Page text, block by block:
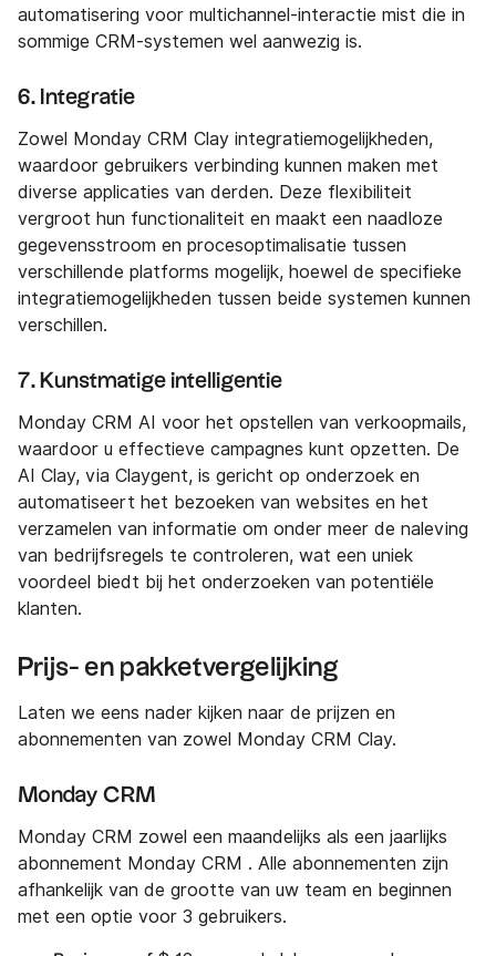
automatisering voor multichannel-interactie mist die in
sommige CRM-systemen wel aanwezig is.
6. Integratie
Zowel Monday CRM Clay integratiemogelijkheden,
waardoor gebruikers verbinding kunnen maken met
diverse applicaties van derden. Deze flexibiliteit
vergroot hun functionaliteit en maakt een naadloze
gegevensstroom en procesoptimalisatie tussen
verschillende platforms mogelijk, hoewel de specifieke
integratiemogelijkheden tussen beide systemen kunnen
verschillen.
7. Kunstmatige intelligentie
Monday CRM AI voor het opstellen van verkoopmails,
waardoor u effectieve campagnes kunt opzetten. De
AI Clay, via Claygent, is gericht op onderzoek en
automatiseert het bezoeken van websites en het
verzamelen van informatie om onder meer de naleving
van bedrijfsregels te controleren, wat een uniek
voordeel biedt bij het onderzoeken van potentiële
klanten.
Prijs- en pakketvergelijking
Laten we eens nader kijken naar de prijzen en
abonnementen van zowel Monday CRM Clay.
Monday CRM
Monday CRM zowel een maandelijks als een jaarlijks
abonnement Monday CRM . Alle abonnementen zijn
afhankelijk van de grootte van uw team en beginnen
met een optie voor 3 gebruikers.